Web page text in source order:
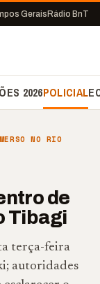
Gerais Rádio BnT
2026POLICIAL
NO RIO
de
Tibagi
terça-feira
autoridades